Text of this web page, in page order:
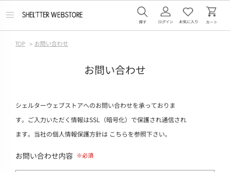
メ
TOP > お問い合わせ
お問い合わせ
シェルターウェブストアへのお問い合わせを承っておりま
す。ご入力いただく情報はSSL（暗号化）で保護され通信され
ます。当社の個人情報保護方針は こちらを参照下さい。
お問い合わせ内容